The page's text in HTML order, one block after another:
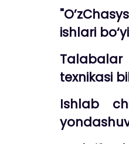
ishlari
Talabalar
texnikasi
Ishlab